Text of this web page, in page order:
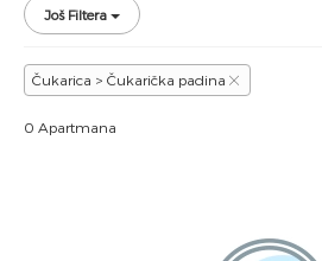
Još Filtera
Čukarica > Čukarička padina
0 Apartmana